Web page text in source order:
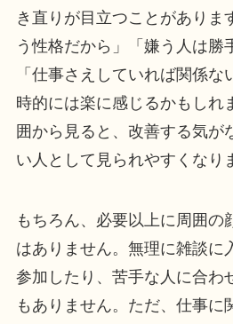
き直りが目立つことがありま
う性格だから」「嫌う人は勝
「仕事さえしていれば関係
時的には楽に感じるかもしれ
囲から見ると、改善する気が
い人として見られやすくなり
もちろん、必要以上に周囲の
はありません。無理に雑談に
参加したり、苦手な人に合わ
もありません。ただ、仕事に